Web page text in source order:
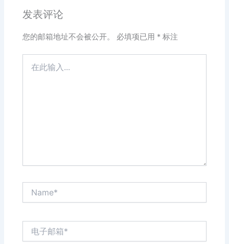
发表评论
您的邮箱地址不会被公开。 必填项已用 * 标注